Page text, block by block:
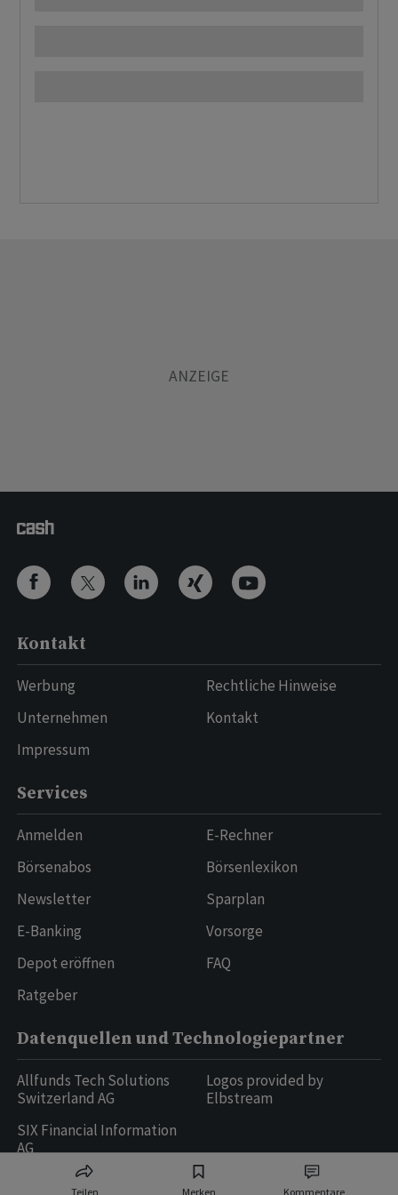
Teilen Merken Kommentare
Kontakt
Werbung
Unternehmen
Impressum
Rechtliche Hinweise
Kontakt
Services
Anmelden
Börsenabos
Newsletter
E-Banking
Depot eröffnen
Ratgeber
E-Rechner
Börsenlexikon
Sparplan
Vorsorge
FAQ
Datenquellen und Technologiepartner
Allfunds Tech Solutions
Switzerland AG
SIX Financial Information
AG
Logos provided by
Elbstream